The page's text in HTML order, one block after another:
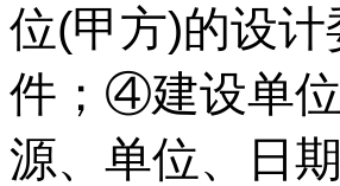
位(甲方)的设
件；④建设单
源、单位、日期